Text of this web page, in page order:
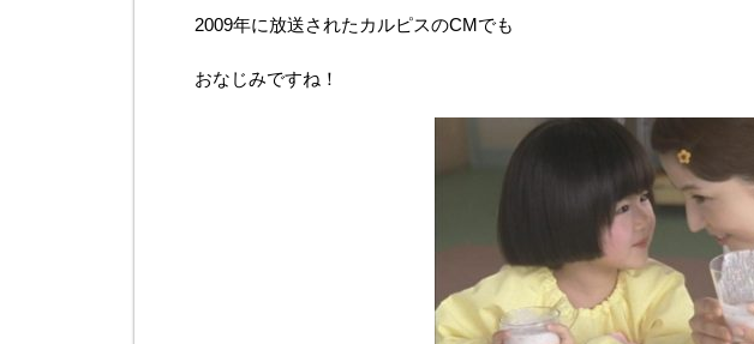
2009年に放送されたカルピスのCMでも
おなじみですね！